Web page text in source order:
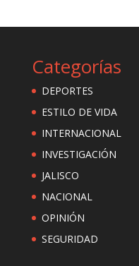
Categorías
DEPORTES
ESTILO DE VIDA
INTERNACIONAL
INVESTIGACIÓN
JALISCO
NACIONAL
OPINIÓN
SEGURIDAD